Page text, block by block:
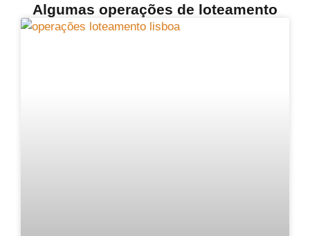
Algumas operações de loteamento